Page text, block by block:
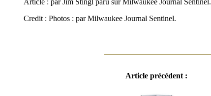
Article : par Jim Stingl paru sur Milwaukee Journal Sentinel.
Credit : Photos : par Milwaukee Journal Sentinel.
Article précédent :